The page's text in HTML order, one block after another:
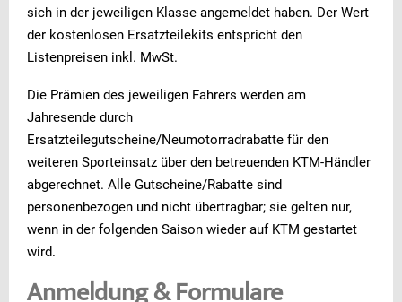
sich in der jeweiligen Klasse angemeldet haben. Der Wert
der kostenlosen Ersatzteilekits entspricht den
Listenpreisen inkl. MwSt.
Die Prämien des jeweiligen Fahrers werden am
Jahresende durch
Ersatzteilegutscheine/Neumotorradrabatte für den
weiteren Sporteinsatz über den betreuenden KTM-Händler
abgerechnet. Alle Gutscheine/Rabatte sind
personenbezogen und nicht übertragbar; sie gelten nur,
wenn in der folgenden Saison wieder auf KTM gestartet
wird.